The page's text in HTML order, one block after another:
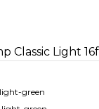
Classic Light
green